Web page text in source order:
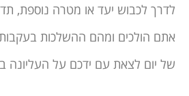
לדרך לכבוש יעד או מטרה נוספת,
אתם הולכים ומהם ההשלכות בעקבות
של יום לצאת עם ידכם על העליונה